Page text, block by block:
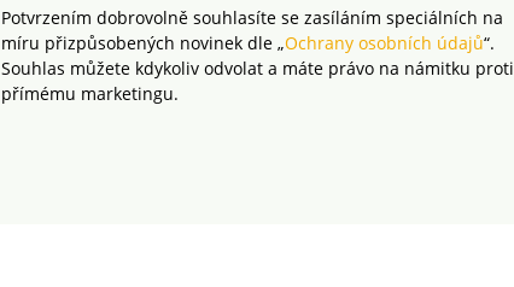
v pračce.
Potvrzením dobrovolně souhlasíte se zasíláním speciálních na
míru přizpůsobených novinek dle „Ochrany osobních údajů“.
Souhlas můžete kdykoliv odvolat a máte právo na námitku proti
přímému marketingu.